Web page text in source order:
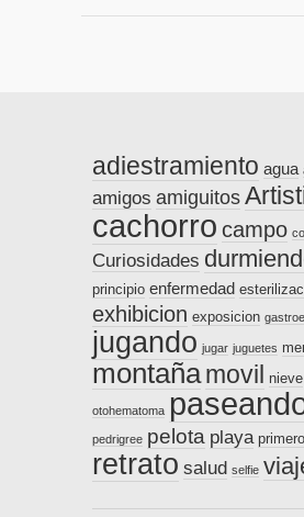
adiestramiento agua
amigos amiguitos
cachorro campo
Curiosidades
principio enfermedad
exhibicion exposicion
jugando jugar juguetes
montañamovil nieve
otohematoma
pedrigree pelota playa
retrato salud selfie